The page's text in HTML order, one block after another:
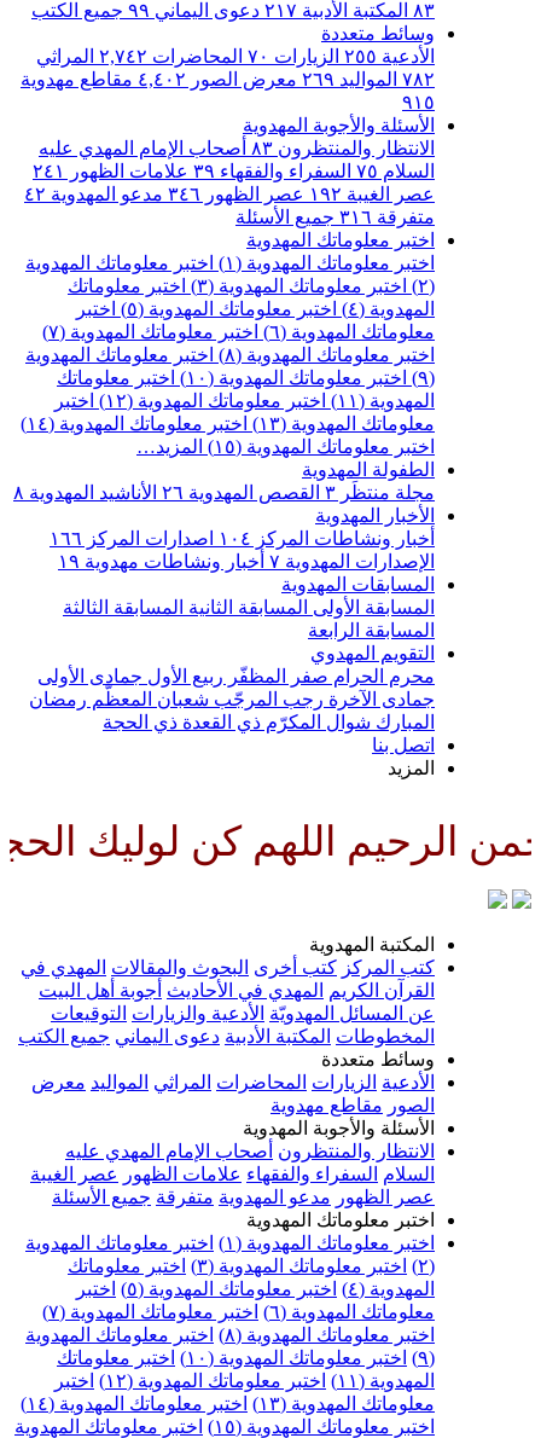
المكتبة الأدبية٢١٧ دعوى اليماني٩٩ جميع الكتب
وسائط متعددة
الزيارات٧٠ المحاضرات ٢,٧٤٢ المراثي
المواليد٢٦٩ معرض الصور٤,٤٠٢
مقاطع مهدوية
الأسئلة والأجوبة المهدوية
الانتظار والمنتظرون٨٣ أصحاب الإمام المهدي عليه
السفراء والفقهاء٣٩ علامات الظهور٢٤١
١٩٢ عصر الظهور٣٤٦ مدعو المهدوية٤٢
جميع الأسئلة
اختبر معلوماتك المهدوية
اختبر معلوماتك المهدوية (١)
اختبر معلوماتك المهدوية
اختبر معلوماتك المهدوية (٣)
اختبر معلوماتك
اختبر معلوماتك المهدوية (٥)
اختبر
معلوماتك المهدوية (٦)
اختبر معلوماتك المهدوية (٧)
اختبر معلوماتك المهدوية (٨)
اختبر معلوماتك المهدوية
اختبر معلوماتك المهدوية (١٠)
اختبر معلوماتك
اختبر معلوماتك المهدوية (١٢)
اختبر
معلوماتك المهدوية (١٣)
اختبر معلوماتك المهدوية (١٤)
اختبر معلوماتك المهدوية (١٥)
المزيد…
الطفولة المهدوية
مجلة منتظَر٣ القصص المهدوية٢٦ الأناشيد المهدوية٨
الأخبار المهدوية
أخبار ونشاطات المركز١٠٤ اصدارات المركز ١٦٦
الإصدارات المهدوية ٧ أخبار ونشاطات مهدوية١٩
المسابقات المهدوية
المسابقة الأولىالمسابقة الثانيةالمسابقة الثالثة
المسابقة الرابعة
التقويم المهدوي
محرم الحرامصفر المظفّرربيع الأولجمادى الأولى
جمادى الآخرةرجب المرجّبشعبان المعظّمرمضان
شوال المكرّمذي القعدةذي الحجة
اللهم كن لوليك الحجة بن
المكتبة المهدوية
كتب المركز
كتب أخرى البحوث والمقالات المهدي في
القرآن الكريم المهدي في الأحاديث أجوبة أهل البيت
عن المسائل المهدويّة الأدعية والزيارات التوقيعات
المكتبة الأدبية دعوى اليماني جميع الكتب
وسائط متعددة
الزيارات المحاضرات المراثي المواليد
معرض
مقاطع مهدوية
الأسئلة والأجوبة المهدوية
الانتظار والمنتظرون
أصحاب الإمام المهدي عليه
السفراء والفقهاء علامات الظهور عصر الغيبة
مدعو المهدوية متفرقة جميع الأسئلة
اختبر معلوماتك المهدوية
اختبر معلوماتك المهدوية (١)
اختبر معلوماتك المهدوية
اختبر معلوماتك المهدوية (٣)
اختبر معلوماتك
اختبر معلوماتك المهدوية (٥)
اختبر
معلوماتك المهدوية (٦)
اختبر معلوماتك المهدوية (٧)
اختبر معلوماتك المهدوية (٨)
اختبر معلوماتك المهدوية
اختبر معلوماتك المهدوية (١٠)
اختبر معلوماتك
اختبر معلوماتك المهدوية (١٢)
اختبر
معلوماتك المهدوية (١٣)
اختبر معلوماتك المهدوية (١٤)
اختبر معلوماتك المهدوية (١٥)
اختبر معلوماتك المهدوية